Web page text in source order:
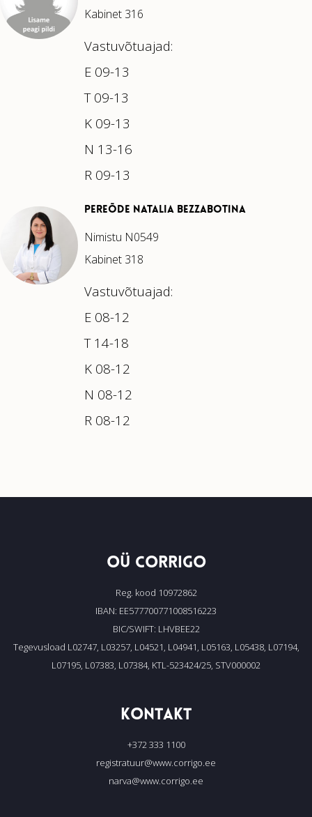
Kabinet 316
Vastuvõtuajad:
E 09-13
T 09-13
K 09-13
N 13-16
R 09-13
PEREÕDE NATALIA BEZZABOTINA
Nimistu N0549
Kabinet 318
Vastuvõtuajad:
E 08-12
T 14-18
K 08-12
N 08-12
R 08-12
OÜ CORRIGO
Reg. kood 10972862
IBAN: EE577700771008516223
BIC/SWIFT: LHVBEE22
Tegevusload L02747, L03257, L04521, L04941, L05163, L05438, L07194,
L07195, L07383, L07384, KTL-523424/25, STV000002
KONTAKT
+372 333 1100
registratuur@www.corrigo.ee
narva@www.corrigo.ee